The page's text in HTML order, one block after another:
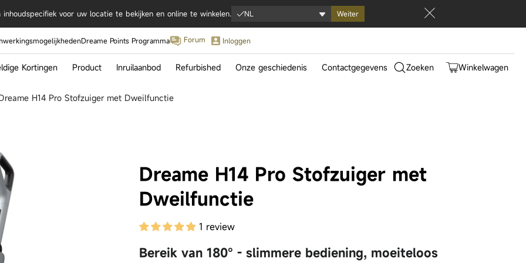
voor uw locatie te bekijken en online te winkelen. NL Weiter
Dreame Points Programma Forum Inloggen
Kortingen Product
Complete Matrix10 Ultra Aqua10 Ultra Track Complete
Inruilaanbod Refurbished Onze geschiedenis Contactgegevens Zoeken Winkelwagen
Jetzt Kaufen
Knop Leveringsomvang Knop Specificaties Knop
H14 Pro Stofzuiger met Dweilfunctie
Dreame H14 Pro Stofzuiger met
Dweilfunctie
1 review
Bereik van 180° - slimmere bediening, moeiteloos